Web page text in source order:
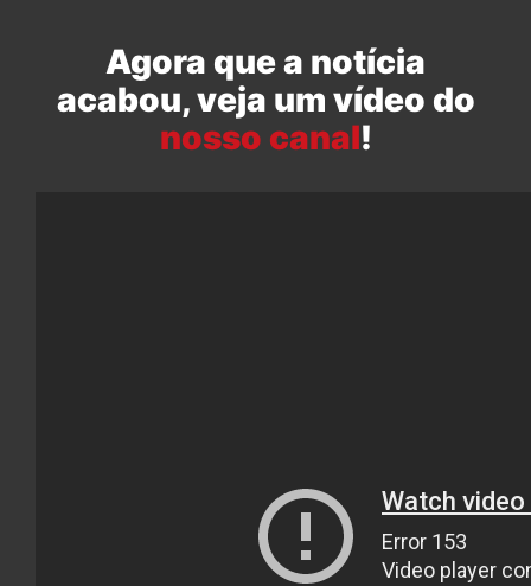
Agora que a notícia
acabou, veja um vídeo do
nosso canal!